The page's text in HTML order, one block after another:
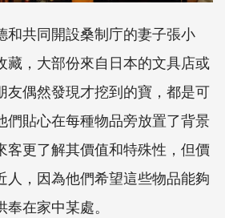
和共同開設桑制庁的妻子張小
藏，大部份來自日本的文具店或
友偶然發現才挖到的寶，都是可
們貼心在每種物品旁放置了背景
客更了解其價值和特殊性，但價
人，因為他們希望這些物品能夠
在家中某處。